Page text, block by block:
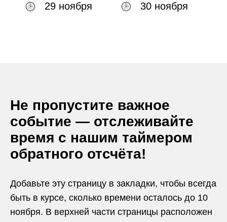
29 ноября 30 ноября
Не пропустите важное
событие — отслеживайте
время с нашим таймером
обратного отсчёта!
Добавьте эту страницу в закладки, чтобы всегда
быть в курсе, сколько времени осталось до 10
ноября. В верхней части страницы расположен